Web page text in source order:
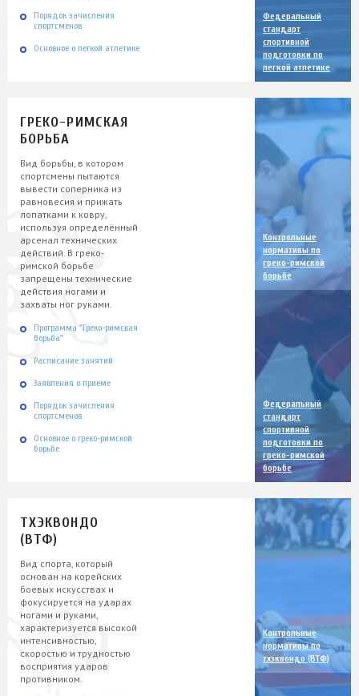
Порядок зачисления
спортсменов
Основное о легкой атлетике
Федеральный
стандарт
спортивной
подготовки по
легкой атлетике
ГРЕКО-РИМСКАЯ
БОРЬБА
Вид борьбы, в котором
спортсмены пытаются
вывести соперника из
равновесия и прижать
лопатками к ковру,
используя определённый
арсенал технических
действий. В греко-
римской борьбе
запрещены технические
действия ногами и
захваты ног руками.
Программа "Греко-римская
борьба"
Расписание занятий
Заявления о приеме
Порядок зачисления
спортсменов
Основное о греко-римской
борьбе
Контрольные
нормативы по
греко-римской
борьбе
Федеральный
стандарт
спортивной
подготовки по
греко-римской
борьбе
ТХЭКВОНДО
(ВТФ)
Вид спорта, который
основан на корейских
боевых искусствах и
фокусируется на ударах
ногами и руками,
характеризуется высокой
интенсивностью,
скоростью и трудностью
восприятия ударов
противником.
Контрольные
нормативы по
тхэквондо (ВТФ)